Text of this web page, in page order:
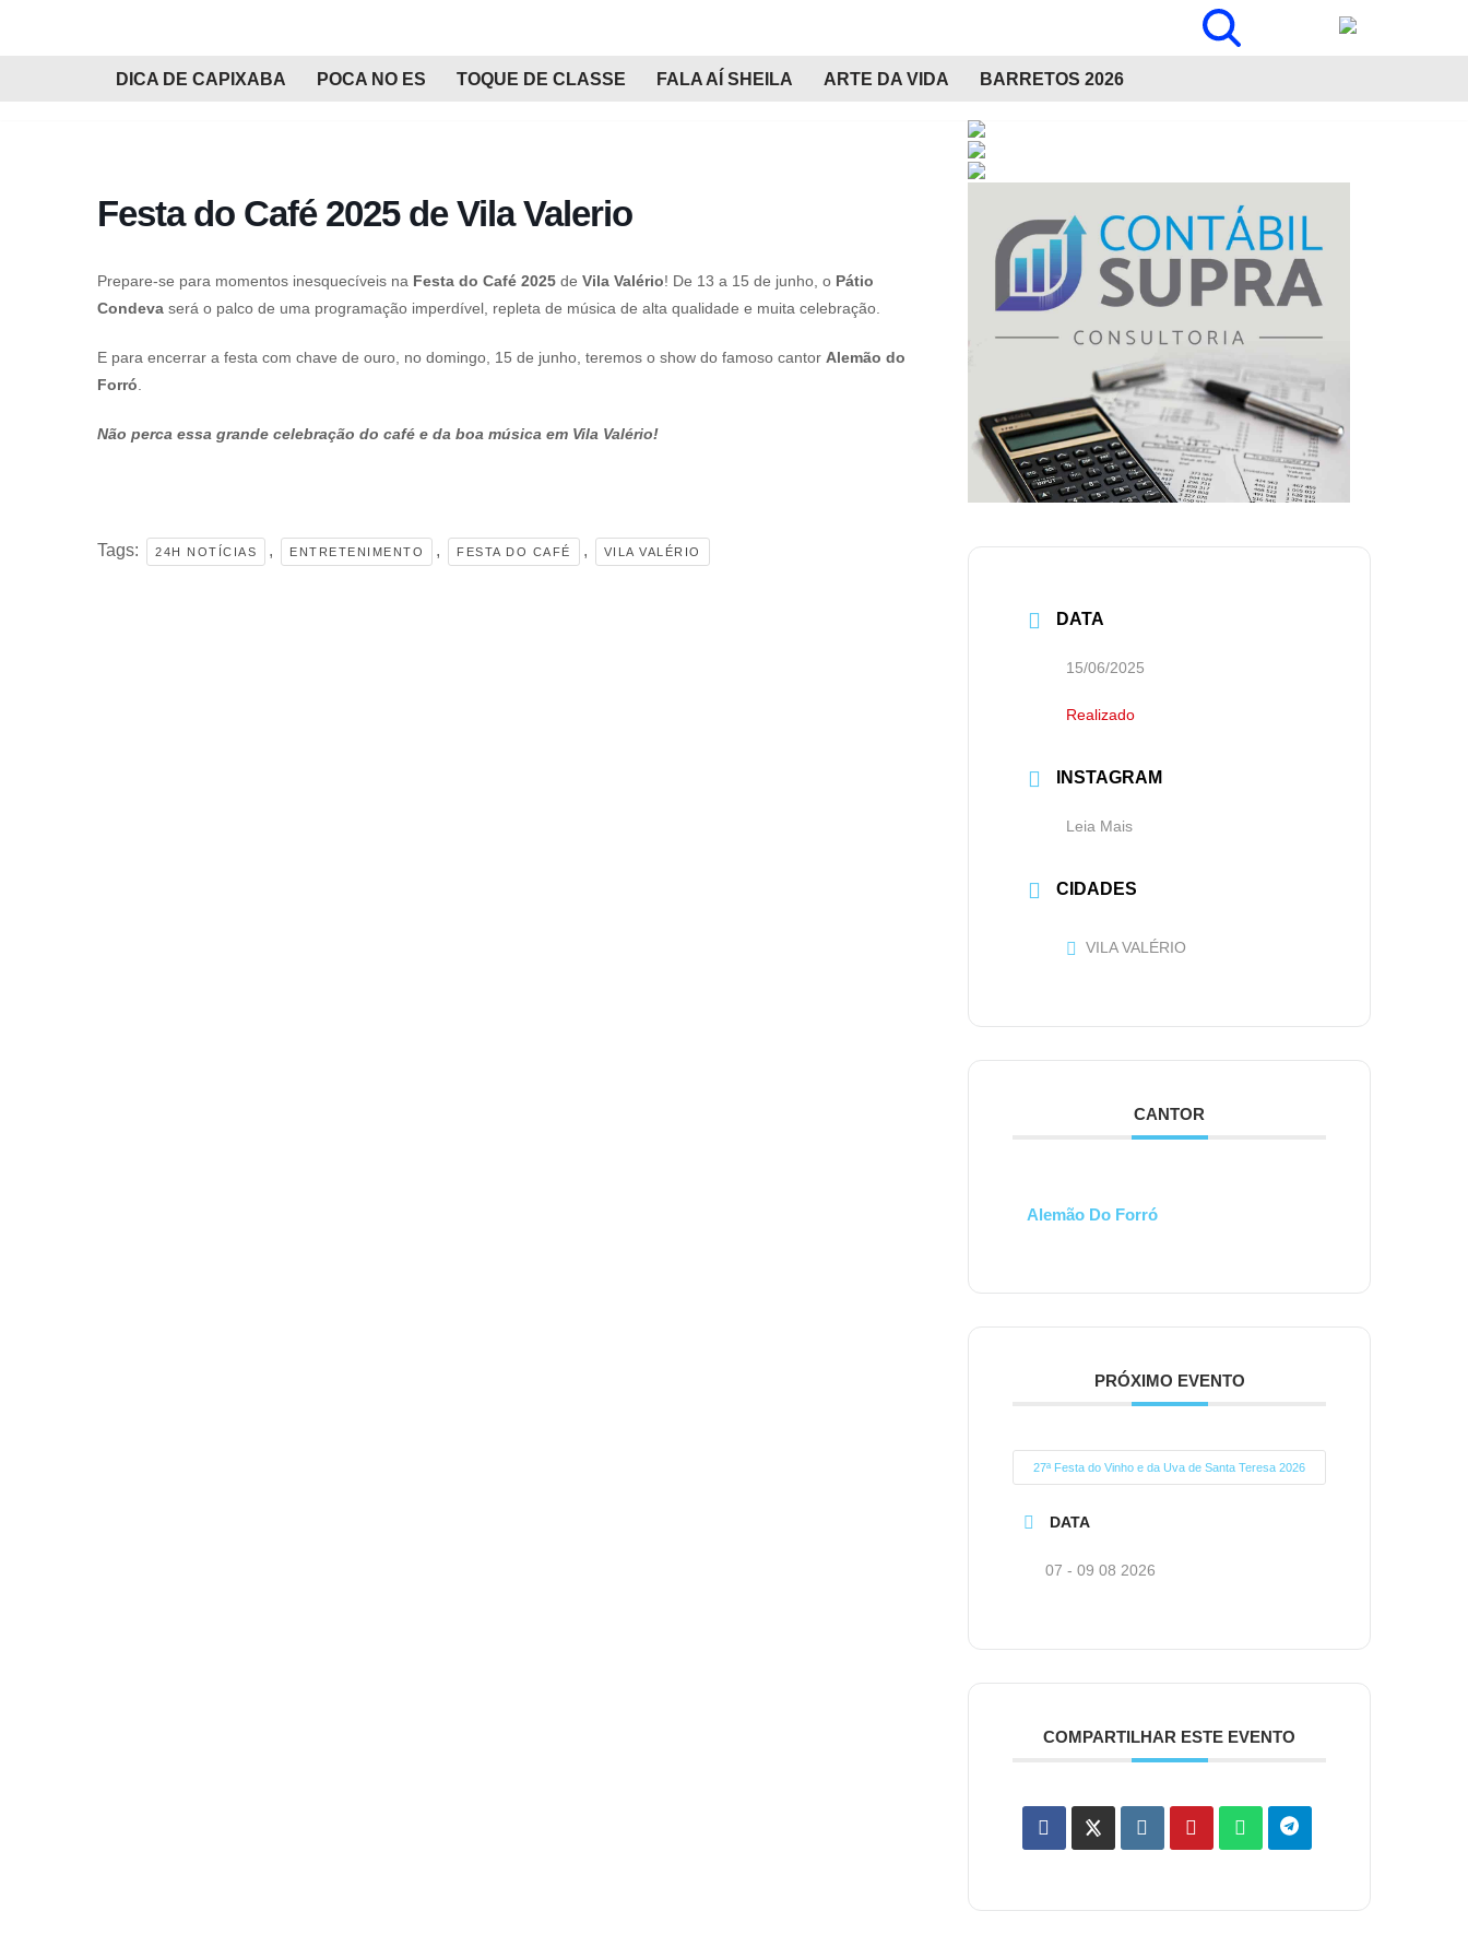
DICA DE CAPIXABA POCA NO ES TOQUE DE CLASSE FALA AÍ SHEILA ARTE DA VIDA BARRETOS 2026
Festa do Café 2025 de Vila Valerio
Prepare-se para momentos inesquecíveis na Festa do Café 2025 de Vila Valério! De 13 a 15 de junho, o Pátio
Condeva será o palco de uma programação imperdível, repleta de música de alta qualidade e muita celebração.
E para encerrar a festa com chave de ouro, no domingo, 15 de junho, teremos o show do famoso cantor Alemão do
Forró
Não perca essa grande celebração do café e da boa música em Vila Valério!
Tags: 24H NOTÍCIAS , ENTRETENIMENTO , FESTA DO CAFÉ , VILA VALÉRIO
DATA
15/06/2025
Realizado
INSTAGRAM
Leia Mais
CIDADES
VILA VALÉRIO
CANTOR
Alemão Do Forró
PRÓXIMO EVENTO
27ª Festa do Vinho e da Uva de Santa Teresa 2026
DATA
07 - 09 08 2026
COMPARTILHAR ESTE EVENTO